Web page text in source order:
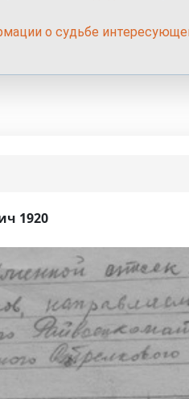
о судьбе
1920